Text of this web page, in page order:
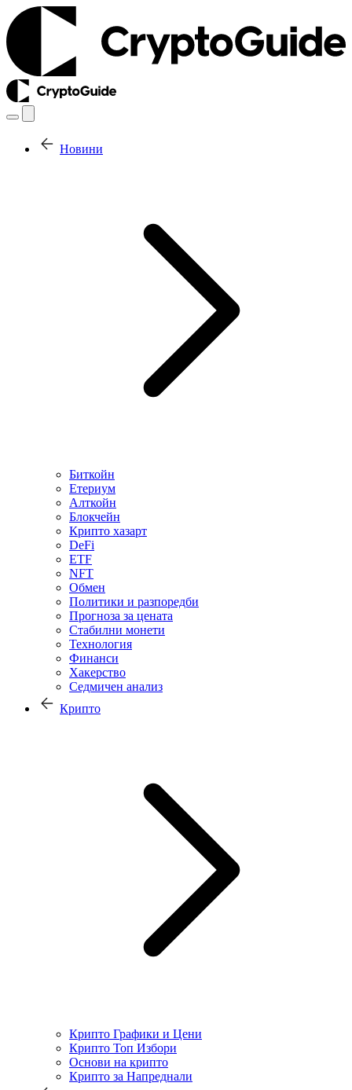
Новини
Биткойн
Етериум
Алткойн
Блокчейн
Крипто хазарт
DeFi
ETF
NFT
Обмен
Политики и разпоредби
Прогноза за цената
Стабилни монети
Технология
Финанси
Хакерство
Седмичен анализ
Крипто
Крипто Графики и Цени
Крипто Топ Избори
Основи на крипто
Крипто за Напреднали